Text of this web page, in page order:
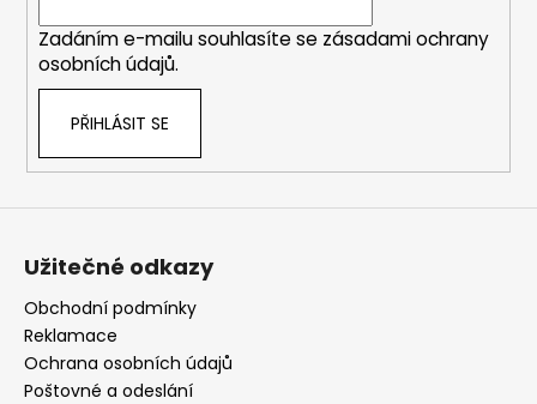
Zadáním e-mailu souhlasíte se zásadami ochrany
osobních údajů.
PŘIHLÁSIT SE
Užitečné odkazy
Obchodní podmínky
Reklamace
Ochrana osobních údajů
Poštovné a odeslání